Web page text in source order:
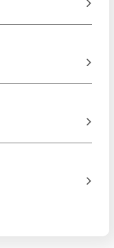



